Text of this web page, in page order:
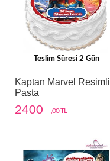
Teslim Süresi 2 Gün
Kaptan Marvel Resimli
Pasta
2400 ,00 TL